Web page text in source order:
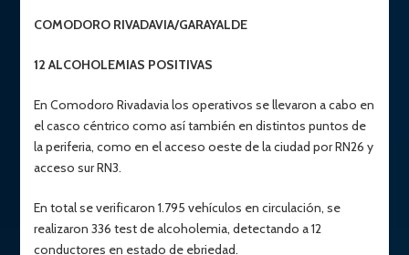
COMODORO RIVADAVIA/GARAYALDE
12 ALCOHOLEMIAS POSITIVAS
En Comodoro Rivadavia los operativos se llevaron a cabo en
el casco céntrico como así también en distintos puntos de
la periferia, como en el acceso oeste de la ciudad por RN26 y
acceso sur RN3.
En total se verificaron 1.795 vehículos en circulación, se
realizaron 336 test de alcoholemia, detectando a 12
conductores en estado de ebriedad.